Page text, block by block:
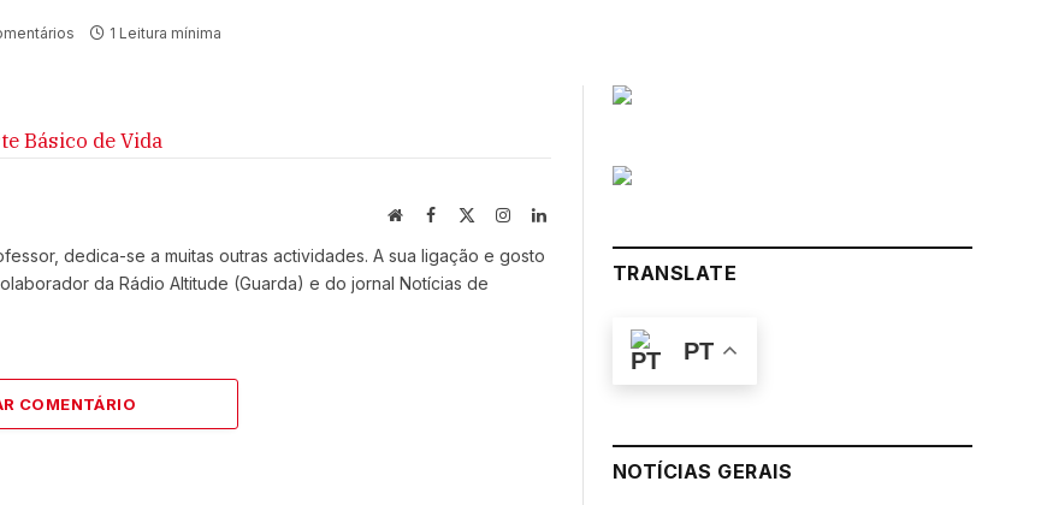
1 Leitura mínima
Básico de Vida
WebsiteFacebook InstagramLinkedIn
dedica-se a muitas outras actividades. A sua ligação e gosto
da Rádio Altitude (Guarda) e do jornal Notícias de
COMENTÁRIO
TRANSLATE
PT
NOTÍCIAS GERAIS